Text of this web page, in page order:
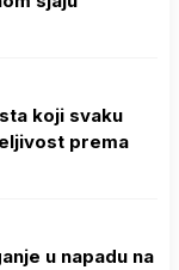
koji svaku
prema
u napadu na